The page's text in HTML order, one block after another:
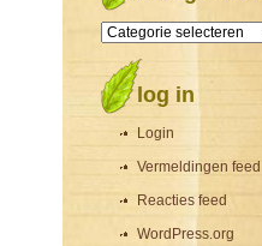
Categorieën
log in
Login
Vermeldingen feed
Reacties feed
WordPress.org